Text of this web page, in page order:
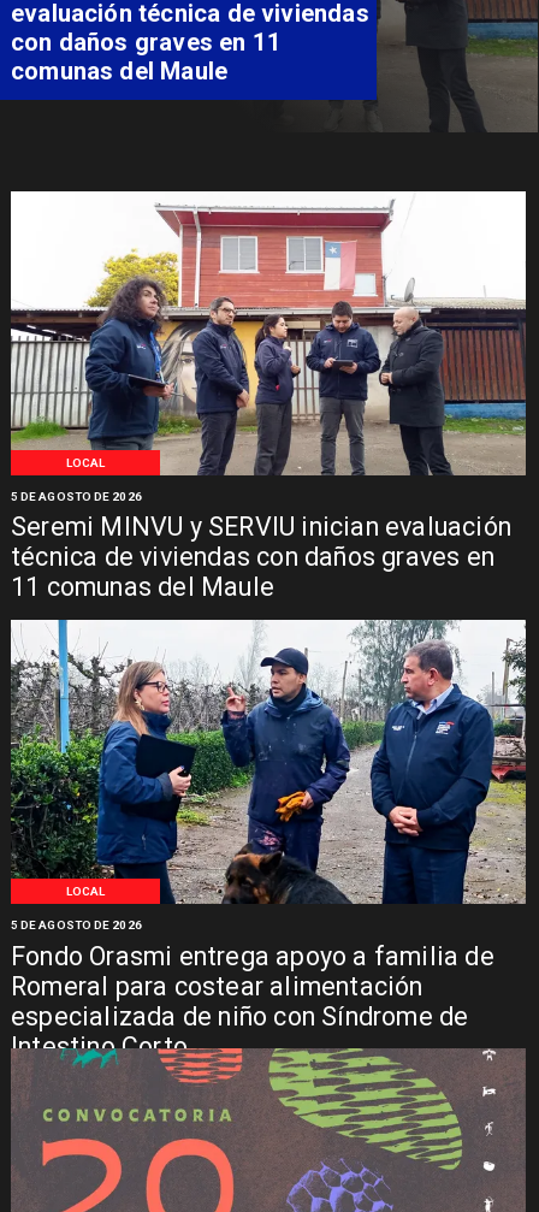
LOCAL
Seremi MINVU y SERVIU inician evaluación
técnica de viviendas con daños graves en
11 comunas del Maule
5 DE AGOSTO DE 2026
LOCAL
Fondo Orasmi entrega apoyo a familia de
Romeral para costear alimentación
especializada de niño con Síndrome de
Intestino Corto
5 DE AGOSTO DE 2026
evaluación técnica de viviendas
con daños graves en 11
comunas del Maule